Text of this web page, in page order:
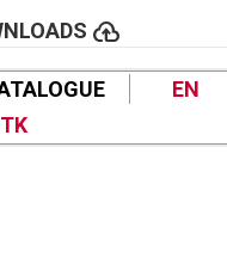
cloud_upload
EN
TK